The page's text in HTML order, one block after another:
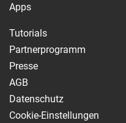
Apps
Tutorials
Partnerprogramm
Presse
AGB
Datenschutz
Cookie-Einstellungen